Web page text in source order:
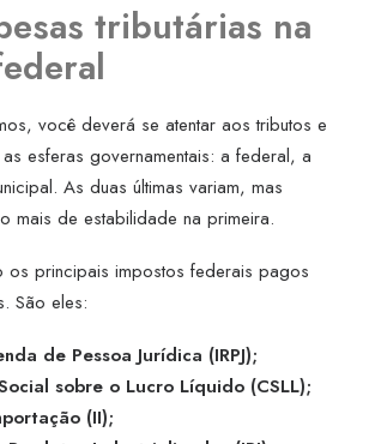
tributárias na
você deverá se atentar aos tributos e
esferas governamentais: a federal, a
As duas últimas variam, mas
mais de estabilidade na primeira.
os principais impostos federais pagos
São eles:
de Pessoa Jurídica (IRPJ);
sobre o Lucro Líquido (CSLL);
(II);